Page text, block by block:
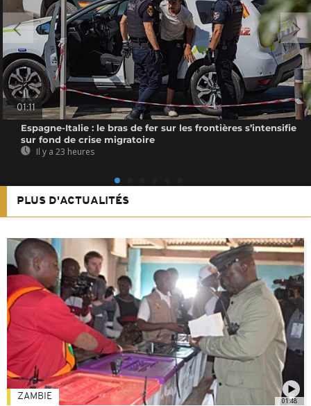
01:11
Espagne-Italie : le bras de fer sur les frontières s’intensifie
sur fond de crise migratoire
Il y a 23 heures
PLUS D'ACTUALITÉS
01:48
ZAMBIE